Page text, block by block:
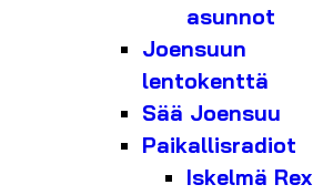
asunnot
Joensuun
lentokenttä
Sää Joensuu
Paikallisradiot
Iskelmä Rex